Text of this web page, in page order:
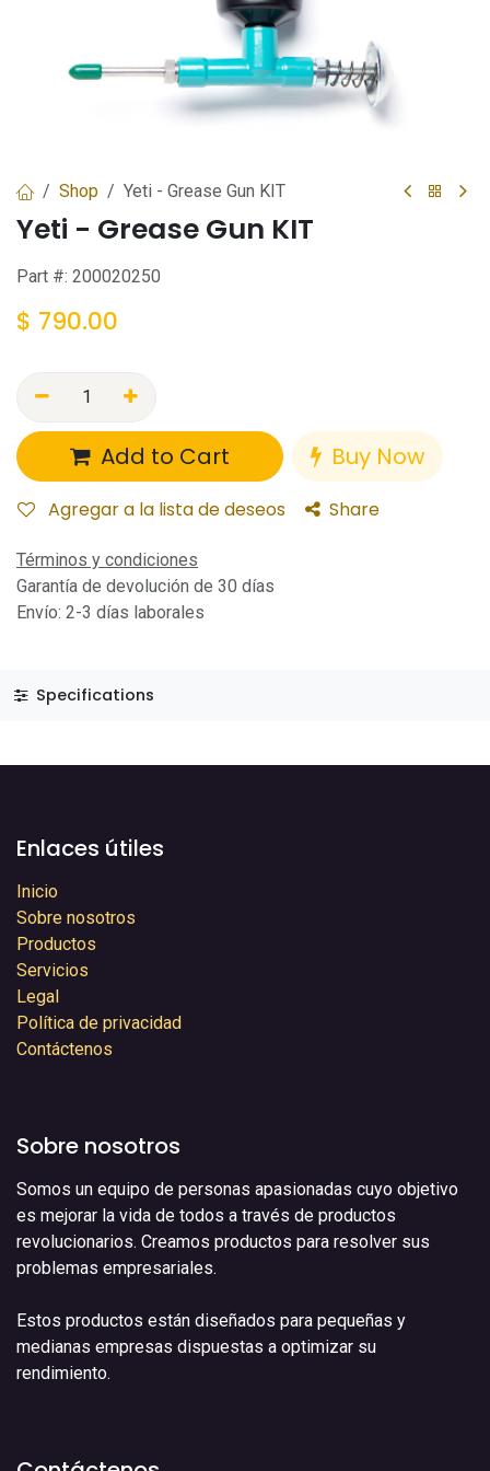
Shop Yeti - Grease Gun KIT
Yeti - Grease Gun KIT
Part #: 200020250
$ 790.00
Add to Cart Buy Now
Agregar a la lista de deseos Share
Términos y condiciones
Garantía de devolución de 30 días
Envío: 2-3 días laborales
Specifications
Enlaces útiles
Inicio
Sobre nosotros
Productos
Servicios
Legal
Política de privacidad
Contáctenos
Sobre nosotros
Somos un equipo de personas apasionadas cuyo objetivo
es mejorar la vida de todos a través de productos
revolucionarios. Creamos productos para resolver sus
problemas empresariales.
Estos productos están diseñados para pequeñas y
medianas empresas dispuestas a optimizar su
rendimiento.